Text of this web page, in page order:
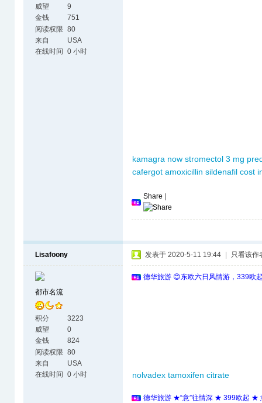
威望
9
金钱
751
阅读权限 80
来自
USA
在线时间
0 小时
kamagra now stromectol 3 mg
cafergot amoxicillin sildenafil cost
Share
Lisafoony
都市名流
积分
3223
威望
0
金钱
824
阅读权限 80
来自
USA
在线时间
0 小时
发表于 2020-5-11 19:44 只看该作
德华旅游 😊东欧六日风情游，339欧
nolvadex tamoxifen citrate
德华旅游 ★“意”往情深 ★ 399欧起 ★